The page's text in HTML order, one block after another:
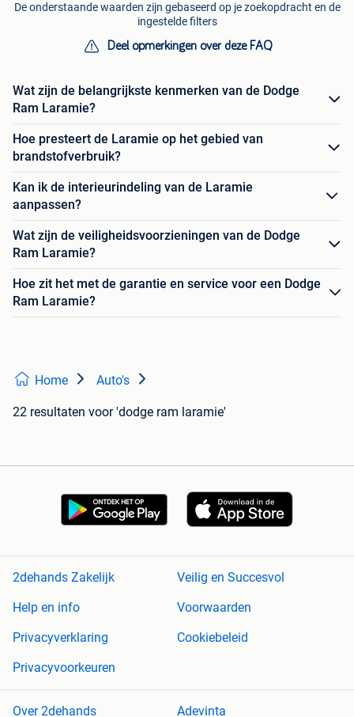
De onderstaande waarden zijn gebaseerd op je zoekopdracht en de
ingestelde filters
Deel opmerkingen over deze FAQ
Wat zijn de belangrijkste kenmerken van de Dodge
Ram Laramie?
Hoe presteert de Laramie op het gebied van
brandstofverbruik?
Kan ik de interieurindeling van de Laramie
aanpassen?
Wat zijn de veiligheidsvoorzieningen van de Dodge
Ram Laramie?
Hoe zit het met de garantie en service voor een Dodge
Ram Laramie?
Home Auto's
22 resultaten voor 'dodge ram laramie'
2dehands Zakelijk
Veilig en Succesvol
Help en info
Voorwaarden
Privacyverklaring
Cookiebeleid
Privacyvoorkeuren
Over 2dehands Adevinta